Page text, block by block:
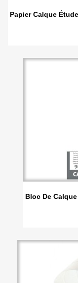
Papier Calque
Bloc De